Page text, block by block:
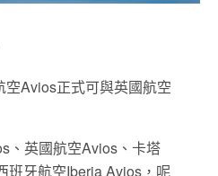
Avios正式可與英國航空
、英國航空Avios、卡塔
班牙航空Iberia Avios，呢